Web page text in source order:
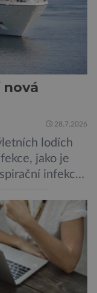
28.7.2026
lodích
jako je
infekce,
na
odborníky.
zažehnáno.
[…]